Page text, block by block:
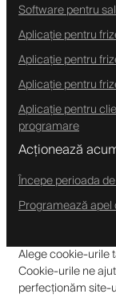
Software pentru
Aplicație pentru
Aplicație pentru
Aplicație pentru
Aplicație pentru
programare
Acționează
Începe perioada
Programează apel
Alege cookie-urile
Cookie-urile ne
perfecționăm site-